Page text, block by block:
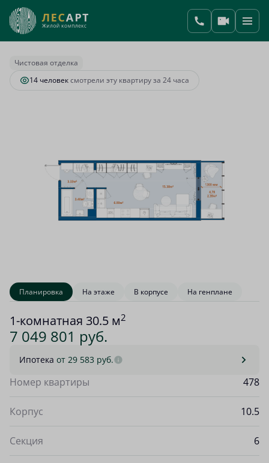
1-комнатная30.5 м 7 049 801 руб.
Ипотека от 29 583 руб.
Чистовая отделка
14 человексмотрели эту квартиру за 24 часа
Планировка На этаже В корпусе На генплане
1-комнатная 30.5 м2
7 049 801 руб.
Ипотека от 29 583 руб.
Номер квартиры 478
Корпус 10.5
Секция 6